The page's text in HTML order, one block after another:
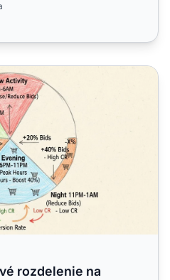
na optimalizáciu vašich
rozdelenie na